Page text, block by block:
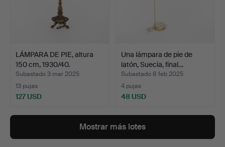
LÁMPARA DE PIE, altura
150 cm, 1930/40.
Subastado 3 mar 2025
13 pujas
127 USD
Una lámpara de pie de
latón, Suecia, final…
Subastado 8 feb 2025
4 pujas
48 USD
Mostrar más lotes